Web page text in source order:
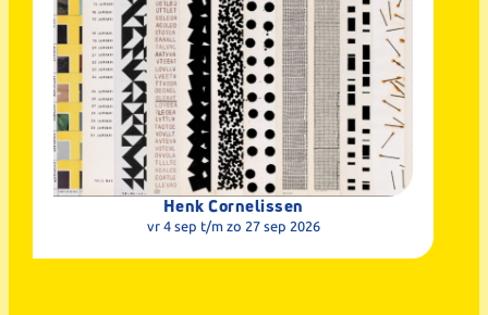
Henk Cornelissen
vr 4 sep t/m zo 27 sep 2026